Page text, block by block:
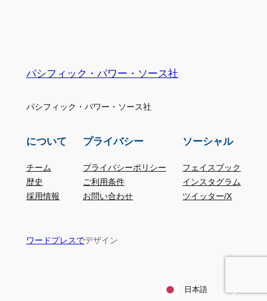
パシフィック・パワー・ソース社
パシフィック・パワー・ソース社
について
チーム
歴史
採用情報
プライバシー
プライバシーポリシー
ご利用条件
お問い合わせ
ソーシャル
フェイスブック
インスタグラム
ツイッター/X
ワードプレスでデザイン
日本語